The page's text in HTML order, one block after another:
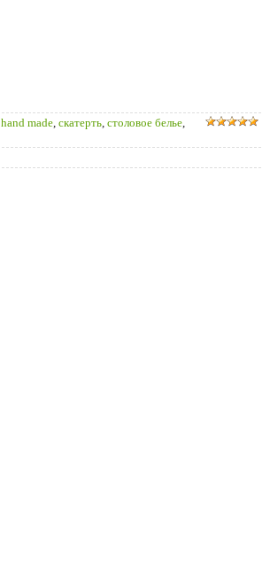
hand made скатерть столовое белье